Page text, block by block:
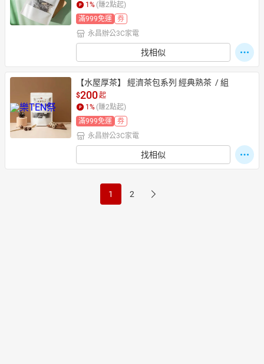
1 % (賺2點起)
滿999免運
券
永昌辦公3C家電
找相似
【水屋厚茶】 經濟茶包系列 經典熟茶  / 組
$200起
1 % (賺2點起)
滿999免運
券
永昌辦公3C家電
找相似
1 2